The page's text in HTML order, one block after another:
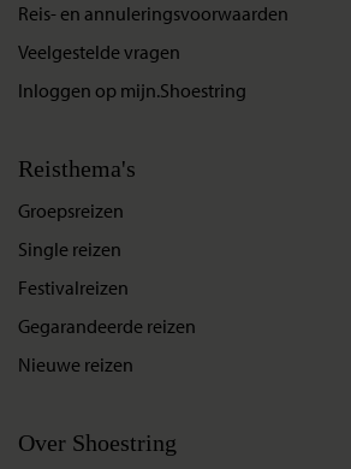
Reis- en annuleringsvoorwaarden
Veelgestelde vragen
Inloggen op mijn.Shoestring
Reisthema's
Groepsreizen
Single reizen
Festivalreizen
Gegarandeerde reizen
Nieuwe reizen
Over Shoestring